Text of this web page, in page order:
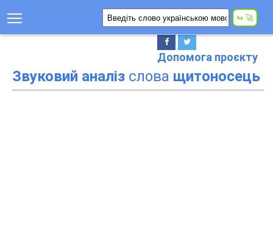
Допомога проєкту
Звуковий аналіз слова щитоносець